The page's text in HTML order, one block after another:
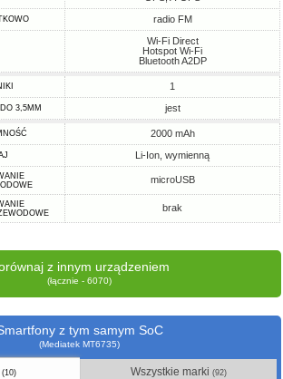
radio FM
Wi-Fi Direct
Hotspot Wi-Fi
Bluetooth A2DP
1
3,5MM jest
2000 mAh
Li-Ion, wymienną
microUSB
brak
z innym urządzeniem
(łącznie - 6070)
z tym samym SoC
(Mediatek MT6735)
(10) Wszystkie marki (92)